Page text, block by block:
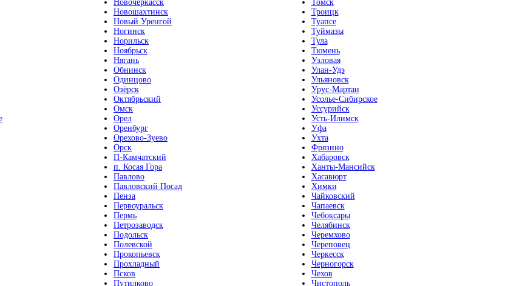
Новочеркасск
Новошахтинск
Новый Уренгой
Ногинск
Норильск
Ноябрьск
Нягань
Обнинск
Одинцово
Озёрск
Октябрьский
Омск
Орел
Оренбург
Орехово-Зуево
Орск
П-Камчатский
п. Косая Гора
Павлово
Павловский Посад
Пенза
Первоуральск
Пермь
Петрозаводск
Подольск
Полевской
Прокопьевск
Прохладный
Псков
Путилково
Томск
Троицк
Туапсе
Туймазы
Тула
Тюмень
Узловая
Улан-Удэ
Ульяновск
Урус-Мартан
Усолье-Сибирское
Уссурийск
Усть-Илимск
Уфа
Ухта
Фрязино
Хабаровск
Ханты-Мансийск
Хасавюрт
Химки
Чайковский
Чапаевск
Чебоксары
Челябинск
Черемхово
Череповец
Черкесск
Черногорск
Чехов
Чистополь